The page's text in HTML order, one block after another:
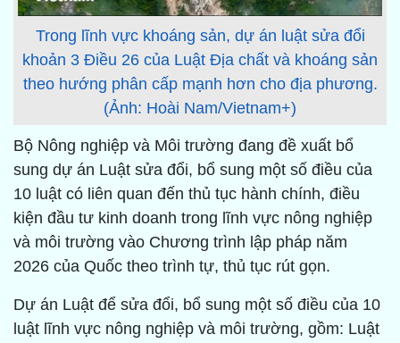
Trong lĩnh vực khoáng sản, dự án luật sửa đổi
khoản 3 Điều 26 của Luật Địa chất và khoáng sản
theo hướng phân cấp mạnh hơn cho địa phương.
(Ảnh: Hoài Nam/Vietnam+)
Bộ Nông nghiệp và Môi trường đang đề xuất bổ
sung dự án Luật sửa đổi, bổ sung một số điều của
10 luật có liên quan đến thủ tục hành chính, điều
kiện đầu tư kinh doanh trong lĩnh vực nông nghiệp
và môi trường vào Chương trình lập pháp năm
2026 của Quốc theo trình tự, thủ tục rút gọn.
Dự án Luật để sửa đổi, bổ sung một số điều của 10
luật lĩnh vực nông nghiệp và môi trường, gồm: Luật